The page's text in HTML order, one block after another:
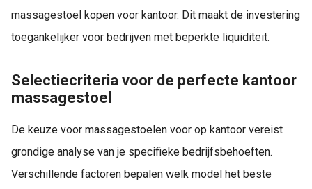
massagestoel kopen voor kantoor. Dit maakt de investering
toegankelijker voor bedrijven met beperkte liquiditeit.
Selectiecriteria voor de perfecte kantoor
massagestoel
De keuze voor massagestoelen voor op kantoor vereist
grondige analyse van je specifieke bedrijfsbehoeften.
Verschillende factoren bepalen welk model het beste